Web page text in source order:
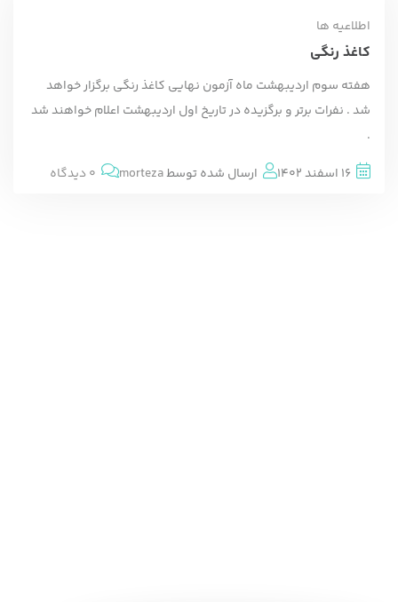
اطلاعیه ها
کاغذ رنگی
هفته سوم اردیبهشت ماه آزمون نهایی کاغذ رنگی برگزار خواهد
شد . نفرات برتر و برگزیده در تاریخ اول اردیبهشت اعلام خواهند شد
.
ارسال شده توسطmorteza 0 دیدگاه